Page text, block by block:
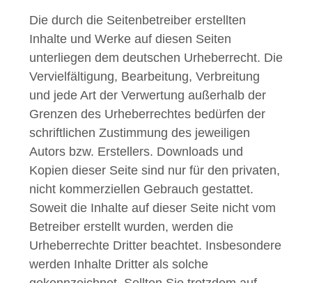
Die durch die Seitenbetreiber erstellten
Inhalte und Werke auf diesen Seiten
unterliegen dem deutschen Urheberrecht. Die
Vervielfältigung, Bearbeitung, Verbreitung
und jede Art der Verwertung außerhalb der
Grenzen des Urheberrechtes bedürfen der
schriftlichen Zustimmung des jeweiligen
Autors bzw. Erstellers. Downloads und
Kopien dieser Seite sind nur für den privaten,
nicht kommerziellen Gebrauch gestattet.
Soweit die Inhalte auf dieser Seite nicht vom
Betreiber erstellt wurden, werden die
Urheberrechte Dritter beachtet. Insbesondere
werden Inhalte Dritter als solche